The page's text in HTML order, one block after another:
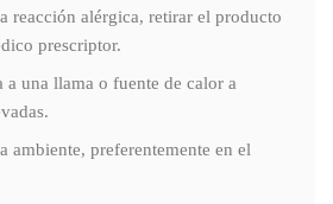
reacción alérgica, retirar el producto
prescriptor.
una llama o fuente de calor a
ambiente, preferentemente en el